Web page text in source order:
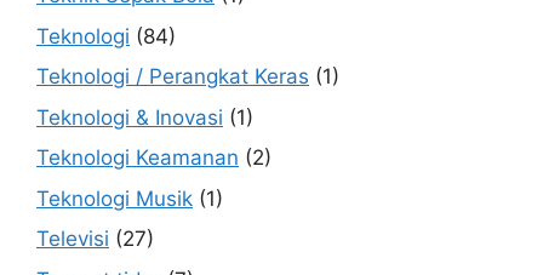
Teknologi (84)
Teknologi / Perangkat Keras (1)
Teknologi & Inovasi (1)
Teknologi Keamanan (2)
Teknologi Musik (1)
Televisi (27)